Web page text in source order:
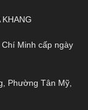
Minh cấp ngày
Phường Tân Mỹ,